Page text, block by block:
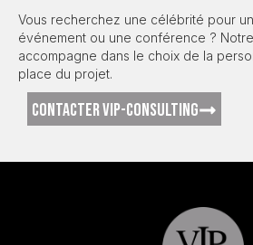
Vous recherchez une célébrité pour
événement ou une conférence ?
accompagne dans le choix de la
place du projet.
CONTACTER VIP-CONSULTING